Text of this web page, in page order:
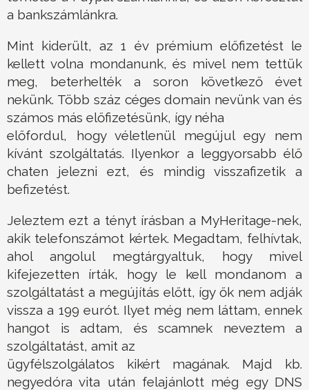
a bankszámlánkra.
Mint kiderült, az 1 év prémium előfizetést le
kellett volna mondanunk, és mivel nem tettük
meg, beterhelték a soron következő évet
nekünk. Több száz céges domain nevünk van és
számos más előfizetésünk, így néha
előfordul, hogy véletlenül megújul egy nem
kívánt szolgáltatás. Ilyenkor a leggyorsabb élő
chaten jelezni ezt, és mindig visszafizetik a
befizetést.
Jeleztem ezt a tényt írásban a MyHeritage-nek,
akik telefonszámot kértek. Megadtam, felhívtak,
ahol angolul megtárgyaltuk, hogy mivel
kifejezetten írták, hogy le kell mondanom a
szolgáltatást a megújítás előtt, így ők nem adják
vissza a 199 eurót. Ilyet még nem láttam, ennek
hangot is adtam, és scamnek neveztem a
szolgáltatást, amit az
ügyfélszolgálatos kikért magának. Majd kb.
negyedóra vita után felajánlott még egy DNS